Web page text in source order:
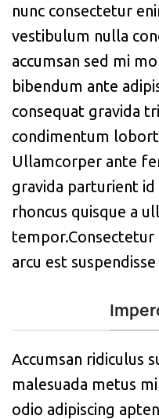
nunc consectetur
vestibulum nulla
accumsan sed mi
bibendum ante
consequat gravida
condimentum
Ullamcorper ante
gravida parturient id
rhoncus quisque a
arcu est
Accumsan ridiculus
malesuada metus
odio adipiscing